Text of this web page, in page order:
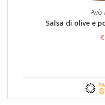
Ayò
Salsa di olive e